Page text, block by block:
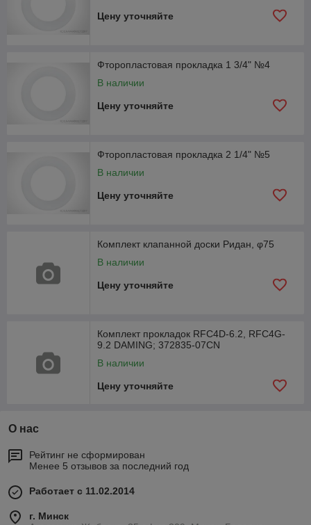
Цену уточняйте
Фторопластовая прокладка 1 3/4" №4
В наличии
Цену уточняйте
Фторопластовая прокладка 2 1/4" №5
В наличии
Цену уточняйте
Комплект клапанной доски Ридан, φ75
В наличии
Цену уточняйте
Комплект прокладок RFC4D-6.2, RFC4G-
9.2 DAMING; 372835-07CN
В наличии
Цену уточняйте
О нас
Рейтинг не сформирован
Менее 5 отзывов за последний год
Работает с 11.02.2014
г. Минск